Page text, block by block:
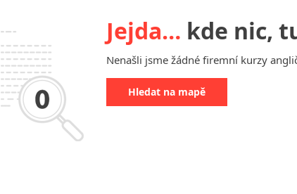
Tišnov
Vysoká nad Labem
Jejda… kde nic,
Nenašli jsme žádné firemní kurzy
Hledat na mapě